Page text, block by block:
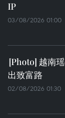
IP
03/08/2026 01:00
越南
出致富路
02/08/2026 01:30